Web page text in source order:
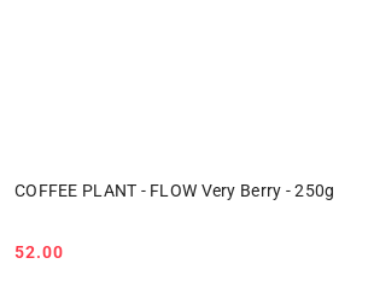
COFFEE PLANT - FLOW Very Berry - 250g
Cena:
52.00